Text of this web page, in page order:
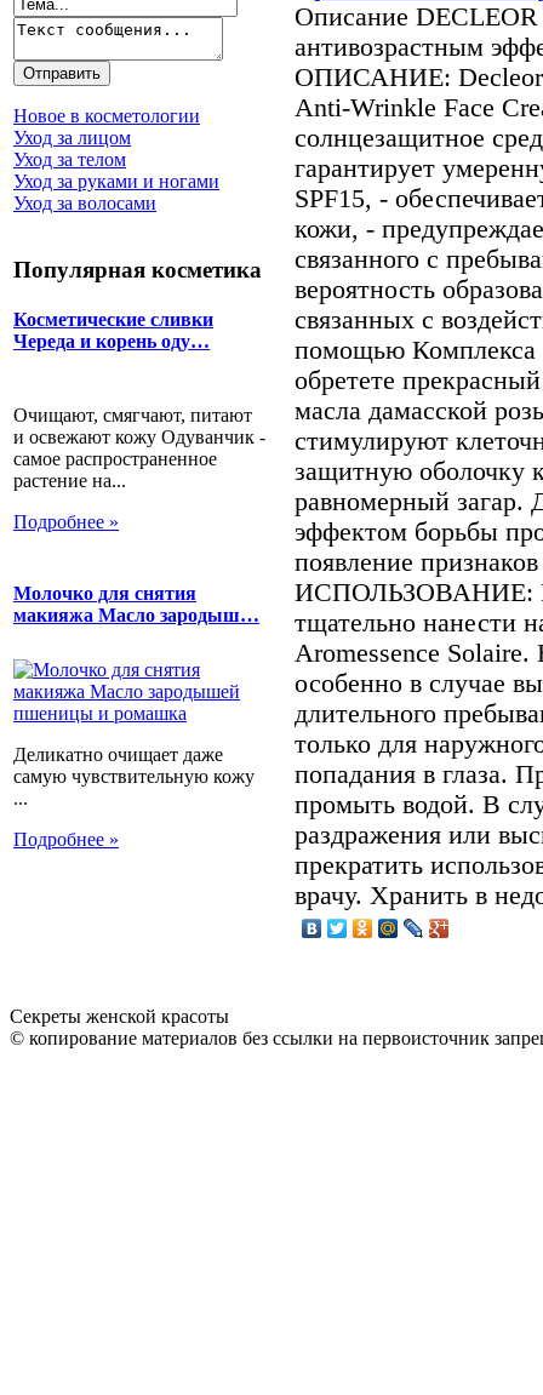
Новое в косметологии
Уход за лицом
Уход за телом
Уход за руками и ногами
Уход за волосами
Популярная косметика
Косметические сливки
Череда и корень оду…
Очищают, смягчают, питают
и освежают кожу Одуванчик -
самое распространенное
растение на...
Подробнее »
Молочко для снятия
макияжа Масло зародыш…
Деликатно очищает даже
самую чувствительную кожу
...
Подробнее »
Описание
антивозрастным
ОПИСАНИЕ: Decleor
Anti-Wrinkle Face
солнцезащитное
гарантирует
SPF15, -
кожи, -
свя­занного с
вероятность
связанных с
помощью
обре­тете
масла дамасской
стимулируют
защитную оболочку
равномерный загар.
эффектом борьбы
появле­ние
ИСПОЛЬЗОВАНИЕ:
тщательно нане­сти
Aromessence
особенно в слу­чае
дли­тельного
только для
попадания в гла­за.
про­мыть водой. В
раздражения или
прекратить
врачу. Хра­нить в
Секреты женской красоты
© копирование материалов без ссылки на первоисточник